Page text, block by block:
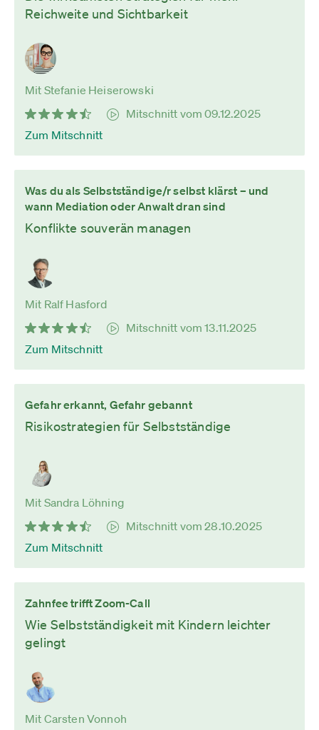
Reichweite und Sichtbarkeit
Mit Stefanie Heiserowski
Mitschnitt vom 09.12.2025
Zum Mitschnitt
Was du als Selbstständige/r selbst klärst – und
wann Mediation oder Anwalt dran sind
Konflikte souverän managen
Mit Ralf Hasford
Mitschnitt vom 13.11.2025
Zum Mitschnitt
Gefahr erkannt, Gefahr gebannt
Risikostrategien für Selbstständige
Mit Sandra Löhning
Mitschnitt vom 28.10.2025
Zum Mitschnitt
Zahnfee trifft Zoom-Call
Wie Selbstständigkeit mit Kindern leichter
gelingt
Mit Carsten Vonnoh